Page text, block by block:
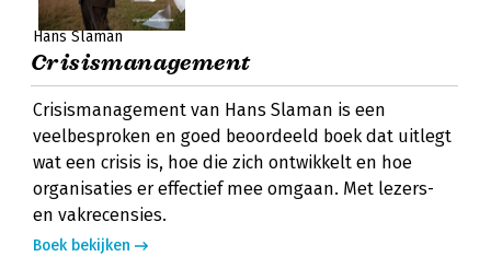
Hans Slaman
Crisismanagement
Crisismanagement van Hans Slaman is een
veelbesproken en goed beoordeeld boek dat uitlegt
wat een crisis is, hoe die zich ontwikkelt en hoe
organisaties er effectief mee omgaan. Met lezers-
en vakrecensies.
Boek bekijken